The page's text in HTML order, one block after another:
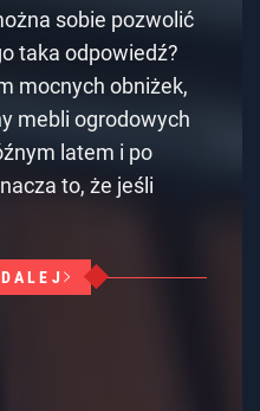
sobie pozwolić
taka odpowiedź?
mocnych obniżek,
mebli ogrodowych
latem i po
to, że jeśli